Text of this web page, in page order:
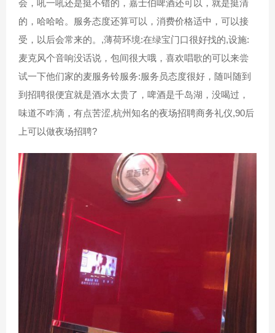
会，吼一吼还是挺不错的，嘉士伯啤酒还可以，就是挺清
的，哈哈哈。服务态度还算可以，消费价格适中，可以接
受，以后会常来的。,薄荷环境:在绿宝门口很好找的,设施:
麦克风个音响没话说，包间很大哦，喜欢唱歌的可以来尝
试一下他们家的麦服务铃服务:服务员态度很好，随叫随到
到招聘很便宜就是酒水太贵了，啤酒是千岛湖，没喝过，
味道不咋滴，有点苦涩,杭州知名的夜场招聘商务礼仪,90后
上可以做夜场招聘?